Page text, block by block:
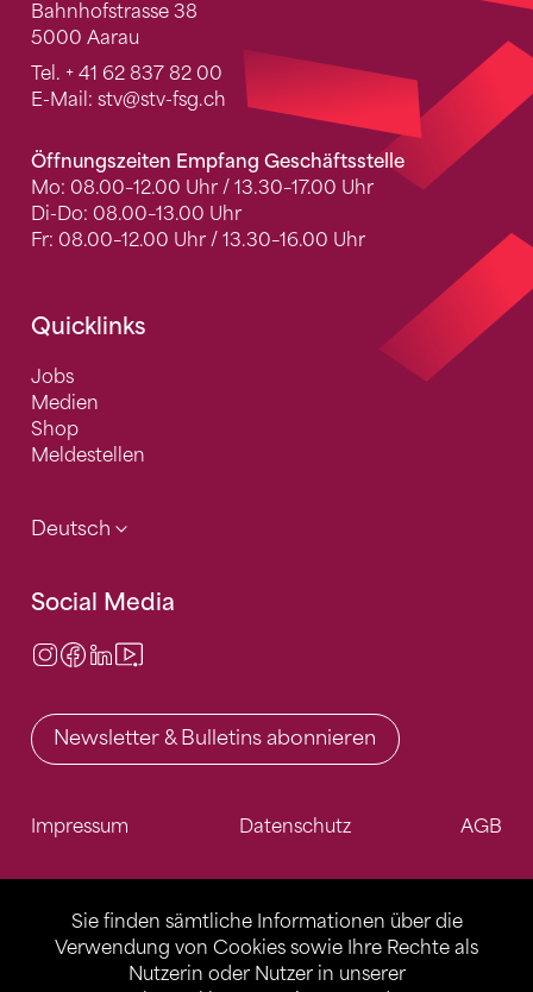
Sie finden sämtliche Informationen über die
Verwendung von Cookies sowie Ihre Rechte als
Nutzerin oder Nutzer in unserer
Bahnhofstrasse 38
5000 Aarau
Tel. + 41 62 837 82 00
E-Mail: stv@stv-fsg.ch
Öffnungszeiten Empfang Geschäftsstelle
Mo: 08.00–12.00 Uhr / 13.30–17.00 Uhr
Di-Do: 08.00–13.00 Uhr
Fr: 08.00–12.00 Uhr / 13.30–16.00 Uhr
Quicklinks
Jobs
Medien
Shop
Meldestellen
Deutsch
Social Media
Instagram
Facebook
LinkedIn
Newsletter & Bulletins abonnieren
Impressum Datenschutz AGB